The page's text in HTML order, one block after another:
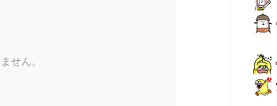
せん。